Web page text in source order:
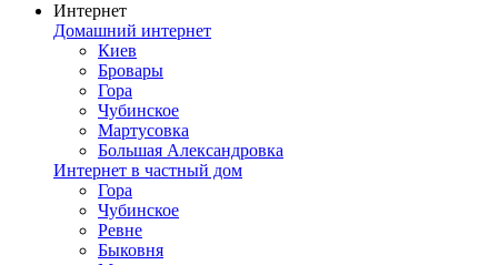
Интернет
Домашний интернет
Киев
Бровары
Гора
Чубинское
Мартусовка
Большая Александровка
Интернет в частный дом
Гора
Чубинское
Ревне
Быковня